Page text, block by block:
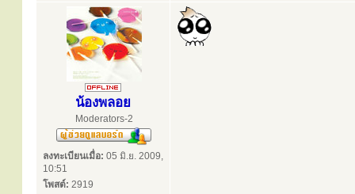
น้องพลอย
Moderators-2
ลงทะเบียนเมื่อ: 05 มิ.ย. 2009,
10:51
โพสต์: 2919